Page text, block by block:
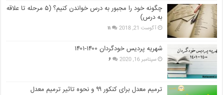
چگونه خود را مجبور به درس خواندن کنیم؟ (۵ مرحله تا علاقه
به درس)
آگوست 21, 2018 ۱۱
شهریه پردیس خودگردان ۱۴۰۰-۱۴۰۱
سپتامبر 16, 2020 ۶
ترمیم معدل برای کنکور ۹۹ و نحوه تاثیر ترمیم معدل